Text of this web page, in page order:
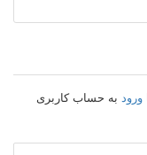
ورود به حساب کاربری